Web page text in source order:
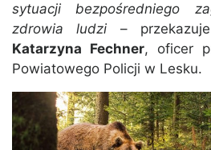
sytuacji bezpośredniego
zdrowia ludzi –
Katarzyna Fechner, oficer
Powiatowego Policji w Lesku.